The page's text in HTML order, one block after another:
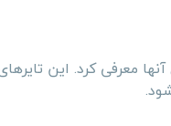
معرفی کرد. این